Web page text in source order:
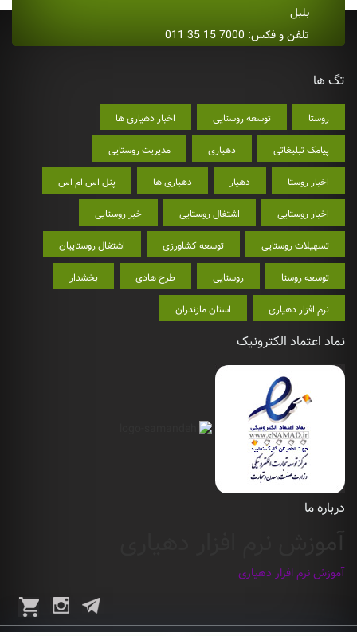
بلبل
تلفن و فکس: 7000 15 35 011
تگ ها
روستا توسعه روستایی اخبار دهیاری ها
پیامک تبلیغاتی دهیاری مدیریت روستایی
اخبار روستا دهیار دهیاری ها پنل اس ام اس
اخبار روستایی اشتغال روستایی خبر روستایی
تسهیلات روستایی توسعه کشاورزی اشتغال روستاییان
توسعه روستا روستایی طرح هادی بخشدار
نرم افزار دهیاری استان مازندران
نماد اعتماد الکترونیک
درباره ما
آموزش نرم افزار دهیاری